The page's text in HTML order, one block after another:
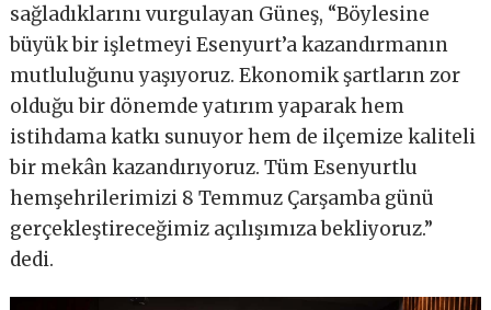
sağladıklarını vurgulayan Güneş, “Böylesine
büyük bir işletmeyi Esenyurt’a kazandırmanın
mutluluğunu yaşıyoruz. Ekonomik şartların zor
olduğu bir dönemde yatırım yaparak hem
istihdama katkı sunuyor hem de ilçemize kaliteli
bir mekân kazandırıyoruz. Tüm Esenyurtlu
hemşehrilerimizi 8 Temmuz Çarşamba günü
gerçekleştireceğimiz açılışımıza bekliyoruz.”
dedi.